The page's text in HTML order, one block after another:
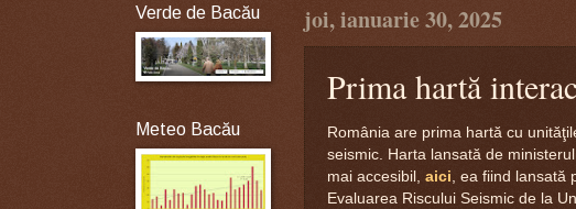
joi, ianuarie 30, 2025
Prima hartă
România are prima hartă cu
seismic. Harta lansată de
mai accesibil, aici, ea fiind lansată
Evaluarea Riscului Seismic de la
Verde de Bacău
Meteo Bacău